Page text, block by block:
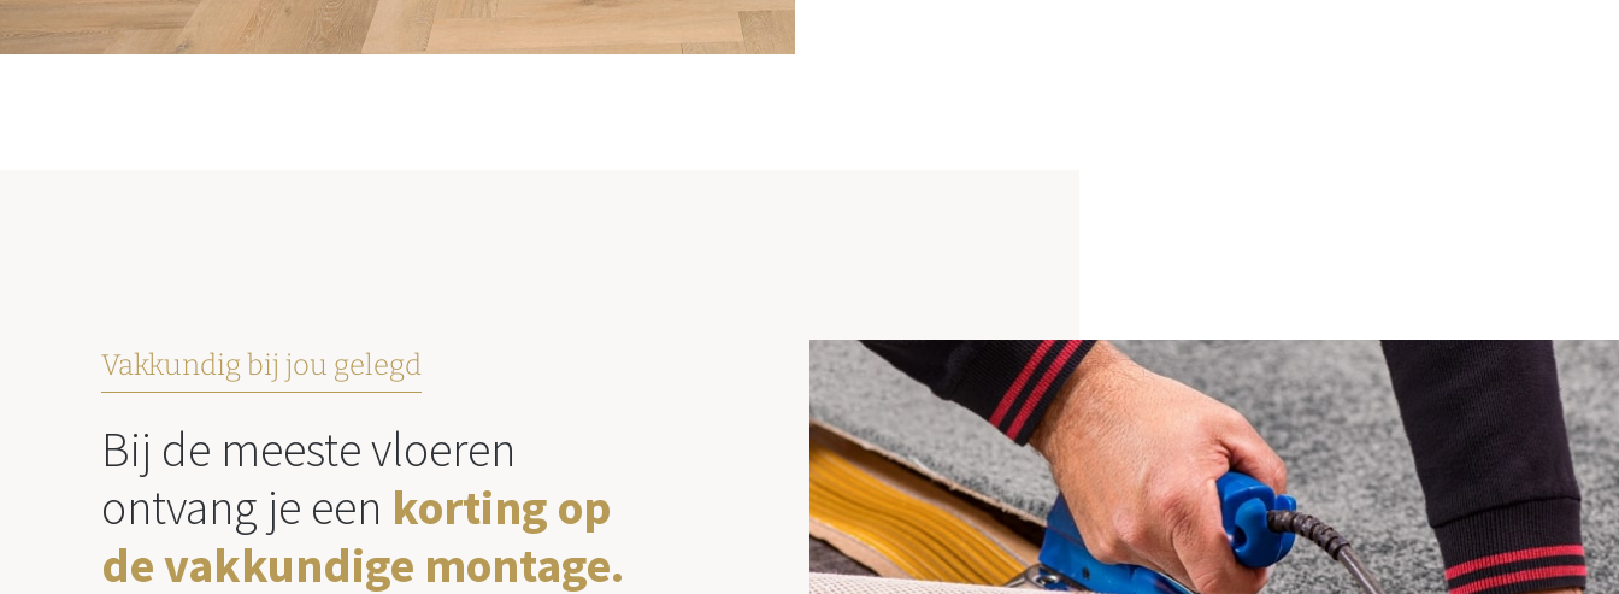
Vakkundig bij jou gelegd
Bij de meeste vloeren
ontvang je een korting op
de vakkundige montage.